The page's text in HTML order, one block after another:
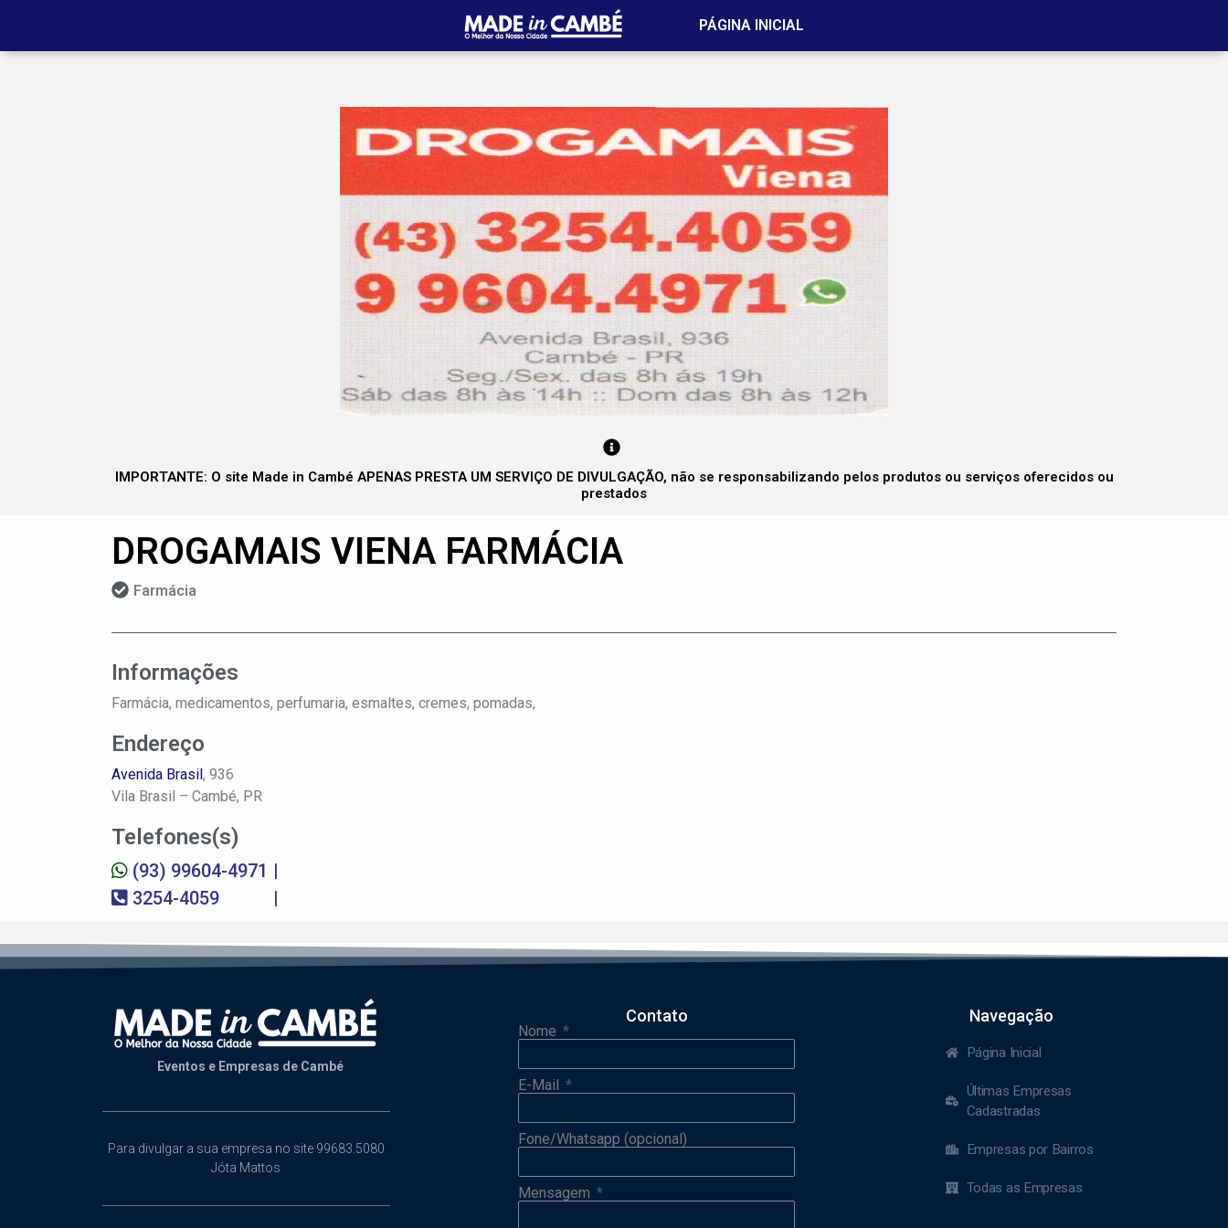
PÁGINA INICIAL
IMPORTANTE: O site Made in Cambé APENAS PRESTA UM SERVIÇO DE DIVULGAÇÃO, não se responsabilizando pelos produtos ou serviços oferecidos ou
prestados
DROGAMAIS VIENA FARMÁCIA
Farmácia
Informações
Farmácia, medicamentos, perfumaria, esmaltes, cremes, pomadas,
Endereço
Avenida Brasil, 936
Vila Brasil – Cambé, PR
Telefones(s)
(93) 99604-4971
3254-4059
|
|
Eventos e Empresas de Cambé
Para divulgar a sua empresa no site 99683.5080
Jóta Mattos
Contato
Nome
E-Mail
Fone/Whatsapp (opcional)
Mensagem
Navegação
Página Inicial
Últimas Empresas
Cadastradas
Empresas por Bairros
Todas as Empresas